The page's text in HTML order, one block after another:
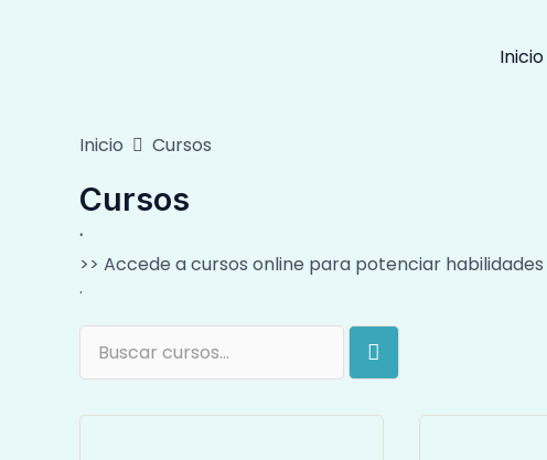
Inicio
Inicio Cursos
Cursos
·
>> Accede a cursos online para potenciar
·